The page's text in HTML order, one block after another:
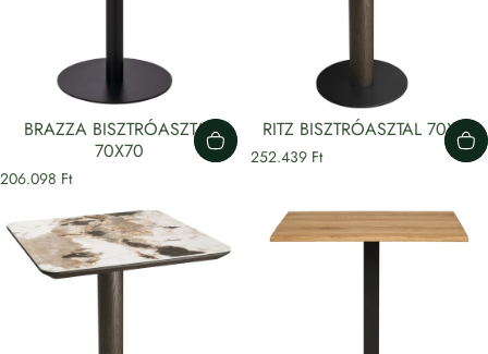
BRAZZA BISZTRÓASZTAL
70X70
206.098 Ft
RITZ BISZTRÓASZTAL 70X70
252.439 Ft